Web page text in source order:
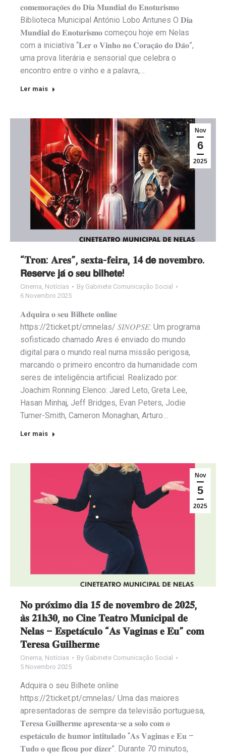
𝐜𝐨𝐦𝐞𝐦𝐨𝐫𝐚𝐜̧𝐨̃𝐞𝐬 𝐝𝐨 𝐃𝐢𝐚 𝐌𝐮𝐧𝐝𝐢𝐚𝐥 𝐝𝐨 𝐄𝐧𝐨𝐭𝐮𝐫𝐢𝐬𝐦𝐨
Biblioteca Municipal António Lobo Antunes O 𝐃𝐢𝐚
𝐌𝐮𝐧𝐝𝐢𝐚𝐥 𝐝𝐨 𝐄𝐧𝐨𝐭𝐮𝐫𝐢𝐬𝐦𝐨 começou hoje em Nelas
com a iniciativa “𝐋𝐞𝐫 𝐨 𝐕𝐢𝐧𝐡𝐨 𝐧𝐨 𝐂𝐨𝐫𝐚𝐜̧𝐚̃𝐨 𝐝𝐨 𝐃𝐚̃𝐨”,
uma prova literária e sensorial que celebra o
encontro entre o vinho e a palavra,…
Ler mais
Nov
6
2025
“𝐓𝐫𝐨𝐧: 𝐀𝐫𝐞𝐬”, 𝐬𝐞𝐱𝐭𝐚-𝐟𝐞𝐢𝐫𝐚, 𝟏𝟒 𝗱𝗲 𝐧𝐨𝐯𝐞𝐦𝐛𝐫𝐨.
𝗥𝗲𝘀𝗲𝗿𝘃𝐞 𝗷𝗮́ 𝗼 𝐬𝗲𝘂 𝗯𝗶𝗹𝗵𝗲𝘁𝗲!
Cinema, Notícias By Gabinete Comunicação Social
6 Novembro 2025
𝐀𝐝𝐪𝐮𝐢𝐫𝐚 𝐨 𝐬𝐞𝐮 𝐁𝐢𝐥𝐡𝐞𝐭𝐞 𝐨𝐧𝐥𝐢𝐧𝐞
https://2ticket.pt/cmnelas/ 𝑆𝐼𝑁𝑂𝑃𝑆𝐸: Um programa
sofisticado chamado Ares é enviado do mundo
digital para o mundo real numa missão perigosa,
marcando o primeiro encontro da humanidade com
seres de inteligência artificial. Realizado por:
Joachim Ronning Elenco: Jared Leto, Greta Lee,
Hasan Minhaj, Jeff Bridges, Evan Peters, Jodie
Turner-Smith, Cameron Monaghan, Arturo…
Ler mais
Nov
5
2025
𝐍𝐨 𝐩𝐫𝐨́𝐱𝐢𝐦𝐨 𝐝𝐢𝐚 𝟏𝟓 𝐝𝐞 𝐧𝐨𝐯𝐞𝐦𝐛𝐫𝐨 𝐝𝐞 𝟐𝟎𝟐𝟓,
𝐚̀𝐬 𝟐𝟏𝐡𝟑𝟎, 𝐧𝐨 𝐂𝐢𝐧𝐞 𝐓𝐞𝐚𝐭𝐫𝐨 𝐌𝐮𝐧𝐢𝐜𝐢𝐩𝐚𝐥 𝐝𝐞
𝐍𝐞𝐥𝐚𝐬 – 𝐄𝐬𝐩𝐞𝐭𝐚́𝐜𝐮𝐥𝐨 “𝐀𝐬 𝐕𝐚𝐠𝐢𝐧𝐚𝐬 𝐞 𝐄𝐮” 𝐜𝐨𝐦
𝐓𝐞𝐫𝐞𝐬𝐚 𝐆𝐮𝐢𝐥𝐡𝐞𝐫𝐦𝐞
Cinema, Notícias By Gabinete Comunicação Social
5 Novembro 2025
Adquira o seu Bilhete online
https://2ticket.pt/cmnelas/ Uma das maiores
apresentadoras de sempre da televisão portuguesa,
𝐓𝐞𝐫𝐞𝐬𝐚 𝐆𝐮𝐢𝐥𝐡𝐞𝐫𝐦𝐞 𝐚𝐩𝐫𝐞𝐬𝐞𝐧𝐭𝐚-𝐬𝐞 𝐚 𝐬𝐨𝐥𝐨 𝐜𝐨𝐦 𝐨
𝐞𝐬𝐩𝐞𝐭𝐚́𝐜𝐮𝐥𝐨 𝐝𝐞 𝐡𝐮𝐦𝐨𝐫 𝐢𝐧𝐭𝐢𝐭𝐮𝐥𝐚𝐝𝐨 “𝐀𝐬 𝐕𝐚𝐠𝐢𝐧𝐚𝐬 𝐞 𝐄𝐮 –
𝐓𝐮𝐝𝐨 𝐨 𝐪𝐮𝐞 𝐟𝐢𝐜𝐨𝐮 𝐩𝐨𝐫 𝐝𝐢𝐳𝐞𝐫”. Durante 70 minutos,